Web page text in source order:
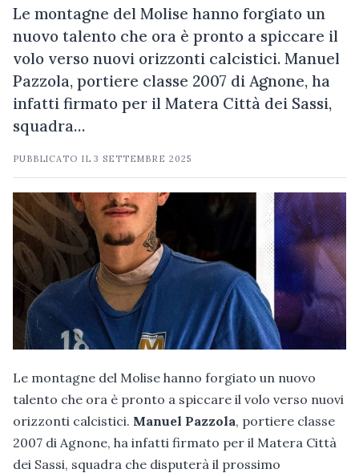
Le montagne del Molise hanno forgiato un
nuovo talento che ora è pronto a spiccare il
volo verso nuovi orizzonti calcistici. Manuel
Pazzola, portiere classe 2007 di Agnone, ha
infatti firmato per il Matera Città dei Sassi,
squadra…
PUBBLICATO IL3 SETTEMBRE 2025
Le montagne del Molise hanno forgiato un nuovo
talento che ora è pronto a spiccare il volo verso nuovi
orizzonti calcistici. Manuel Pazzola, portiere classe
2007 di Agnone, ha infatti firmato per il Matera Città
dei Sassi, squadra che disputerà il prossimo